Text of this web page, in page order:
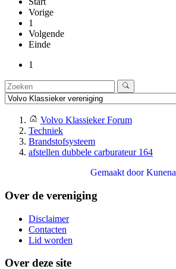
Vorige
1
Volgende
Einde
1
Volvo Klassieker Forum
Techniek
Brandstofsysteem
afstellen dubbele carburateur 164
Gemaakt doorKunena
Over de vereniging
Disclaimer
Contacten
Lid worden
Over deze site